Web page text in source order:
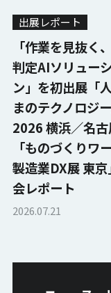
出展レポート
「作業を見抜く
判定AIソリュー
ン」を初出展「
まのテクノロジ
2026 横浜／名古
「ものづくりワ
製造業DX展 東
会レポート
2026.07.21